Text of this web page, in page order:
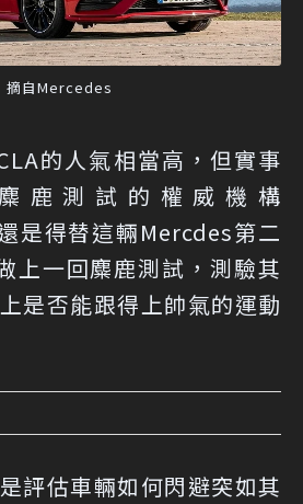
摘自Mercedes
的人氣相當高，但實事
鹿測試的權威機構
是得替這輛Mercdes第二
上一回麋鹿測試，測驗其
是否能跟得上帥氣的運動
評估車輛如何閃避突如其